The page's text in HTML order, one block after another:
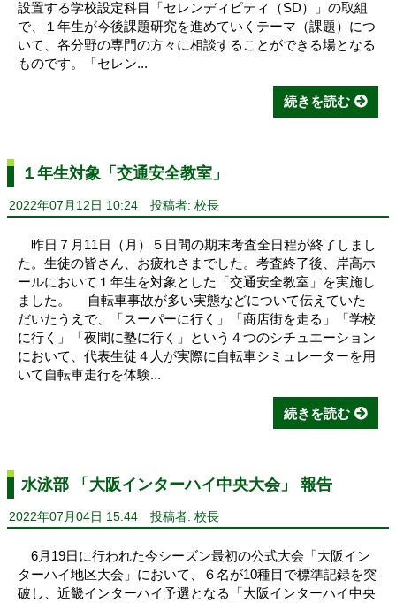
設置する学校設定科目「セレンディピティ（SD）」の取組
で、１年生が今後課題研究を進めていくテーマ（課題）につ
いて、各分野の専門の方々に相談することができる場となる
ものです。「セレン...
続きを読む
１年生対象「交通安全教室」
2022年07月12日 10:24 投稿者: 校長
昨日７月11日（月）５日間の期末考査全日程が終了しまし
た。生徒の皆さん、お疲れさまでした。考査終了後、岸高ホ
ールにおいて１年生を対象とした「交通安全教室」を実施し
ました。 自転車事故が多い実態などについて伝えていた
だいたうえで、「スーパーに行く」「商店街を走る」「学校
に行く」「夜間に塾に行く」という４つのシチュエーション
において、代表生徒４人が実際に自転車シミュレーターを用
いて自転車走行を体験...
続きを読む
水泳部 「大阪インターハイ中央大会」 報告
2022年07月04日 15:44 投稿者: 校長
6月19日に行われた今シーズン最初の公式大会「大阪イン
ターハイ地区大会」において、６名が10種目で標準記録を突
破し、近畿インターハイ予選となる「大阪インターハイ中央